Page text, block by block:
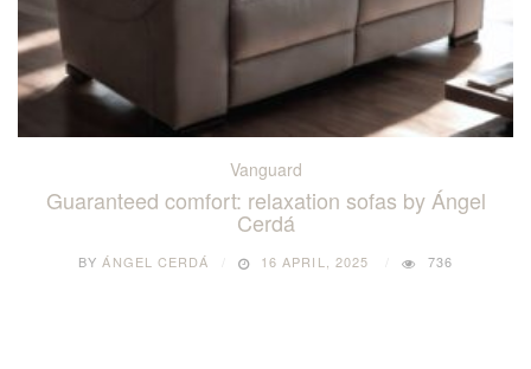
Vanguard
Guaranteed comfort: relaxation sofas by Ángel
Cerdá
BYÁNGEL CERDÁ 16 APRIL, 2025 736